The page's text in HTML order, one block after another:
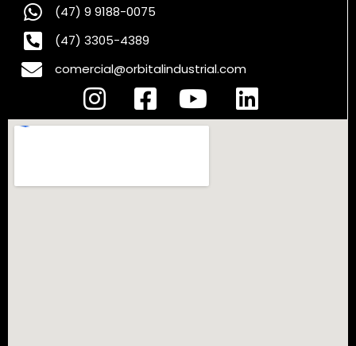
(47) 9 9188-0075
(47) 3305-4389
comercial@orbitalindustrial.com